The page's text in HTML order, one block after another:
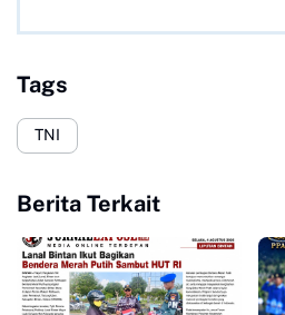
Tags
TNI
Berita Terkait